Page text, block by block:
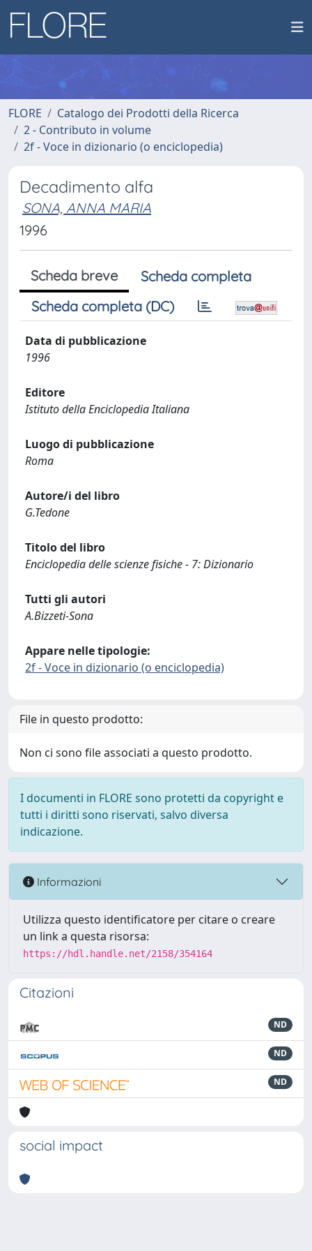
FLORE
Catalogo dei Prodotti della Ricerca
2 - Contributo in volume
2f - Voce in dizionario (o enciclopedia)
Decadimento alfa
SONA, ANNA MARIA
1996
Scheda breve
Scheda completa
Scheda completa (DC)
Data di pubblicazione
1996
Editore
Istituto della Enciclopedia Italiana
Luogo di pubblicazione
Roma
Autore/i del libro
G.Tedone
Titolo del libro
Enciclopedia delle scienze fisiche - 7: Dizionario
Tutti gli autori
A.Bizzeti-Sona
Appare nelle tipologie:
2f - Voce in dizionario (o enciclopedia)
File in questo prodotto:
Non ci sono file associati a questo prodotto.
I documenti in FLORE sono protetti da copyright e
tutti i diritti sono riservati, salvo diversa
indicazione.
Informazioni
Utilizza questo identificatore per citare o creare
un link a questa risorsa:
https://hdl.handle.net/2158/354164
Citazioni
ND
ND
ND
social impact